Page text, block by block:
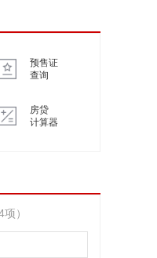
预售证
查询
房贷
计算器
项）